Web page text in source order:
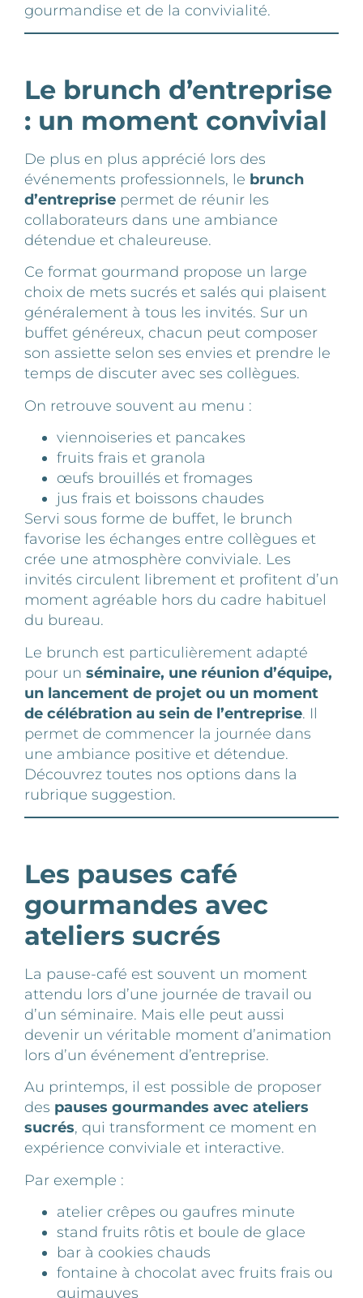
gourmandise et de la convivialité.
Le brunch d’entreprise
: un moment convivial
De plus en plus apprécié lors des
événements professionnels, le brunch
d’entreprise permet de réunir les
collaborateurs dans une ambiance
détendue et chaleureuse.
Ce format gourmand propose un large
choix de mets sucrés et salés qui plaisent
généralement à tous les invités. Sur un
buffet généreux, chacun peut composer
son assiette selon ses envies et prendre le
temps de discuter avec ses collègues.
On retrouve souvent au menu :
viennoiseries et pancakes
fruits frais et granola
œufs brouillés et fromages
jus frais et boissons chaudes
Servi sous forme de buffet, le brunch
favorise les échanges entre collègues et
crée une atmosphère conviviale. Les
invités circulent librement et profitent d’un
moment agréable hors du cadre habituel
du bureau.
Le brunch est particulièrement adapté
pour un séminaire, une réunion d’équipe,
un lancement de projet ou un moment
de célébration au sein de l’entreprise. Il
permet de commencer la journée dans
une ambiance positive et détendue.
Découvrez toutes nos options dans la
rubrique suggestion.
Les pauses café
gourmandes avec
ateliers sucrés
La pause-café est souvent un moment
attendu lors d’une journée de travail ou
d’un séminaire. Mais elle peut aussi
devenir un véritable moment d’animation
lors d’un événement d’entreprise.
Au printemps, il est possible de proposer
des pauses gourmandes avec ateliers
sucrés, qui transforment ce moment en
expérience conviviale et interactive.
Par exemple :
atelier crêpes ou gaufres minute
stand fruits rôtis et boule de glace
bar à cookies chauds
fontaine à chocolat avec fruits frais ou
guimauves